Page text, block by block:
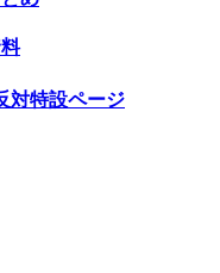
対特設ページ